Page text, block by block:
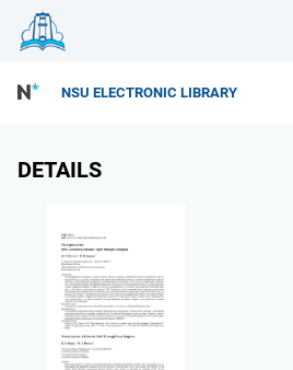
NSU ELECTRONIC LIBRARY
DETAILS